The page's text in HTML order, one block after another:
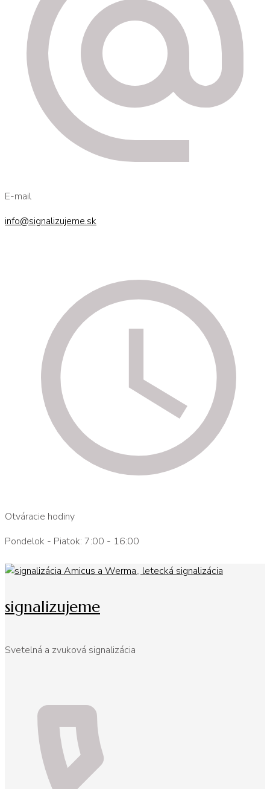
E-mail
info@signalizujeme.sk
Otváracie hodiny
Pondelok - Piatok: 7:00 - 16:00
signalizujeme
Svetelná a zvuková signalizácia